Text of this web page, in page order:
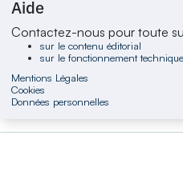
Aide
Contactez-nous pour toute
sur le contenu éditorial
sur le fonctionnement technique
Mentions Légales
Cookies
Données personnelles